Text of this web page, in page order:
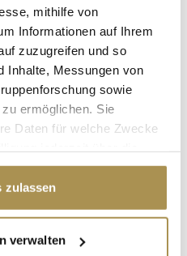
mithilfe von
Informationen auf Ihrem
zuzugreifen und so
Inhalte, Messungen von
sowie
ermöglichen. Sie
Daten für welche Zwecke
Klicken auf das Privacy
geografische Lage
zulassen
verwalten
ABSENDEN